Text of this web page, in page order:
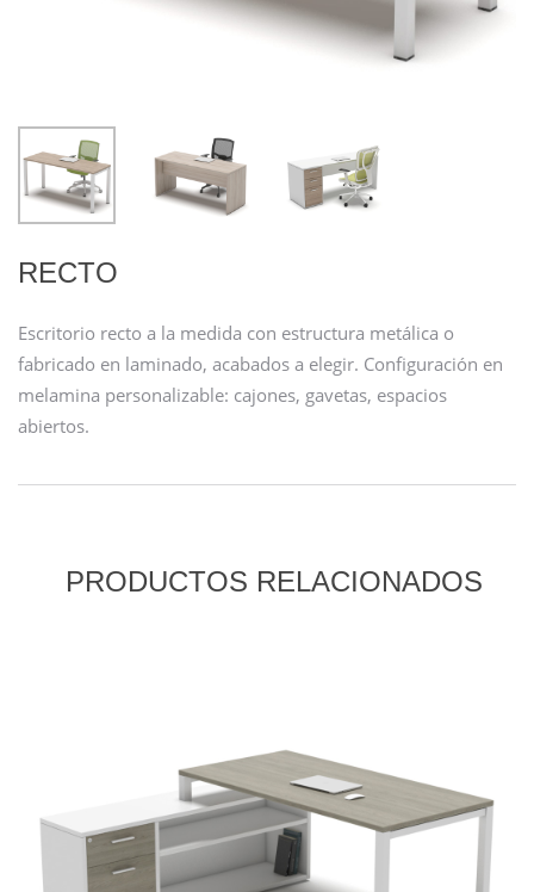
RECTO
Escritorio recto a la medida con estructura metálica o
fabricado en laminado, acabados a elegir. Configuración en
melamina personalizable: cajones, gavetas, espacios
abiertos.
PRODUCTOS RELACIONADOS